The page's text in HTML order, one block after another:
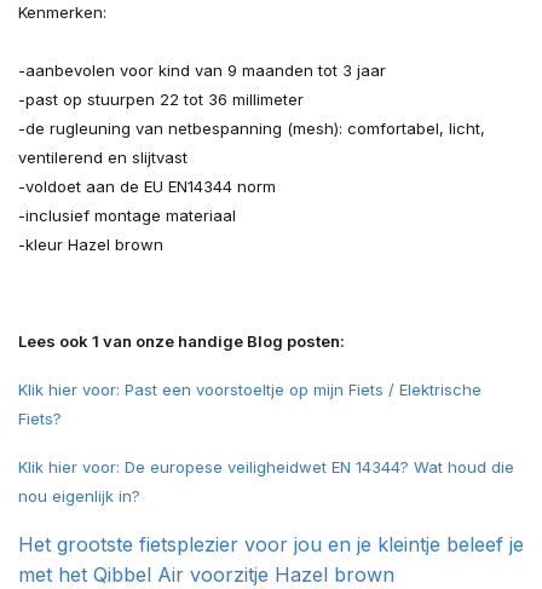
Kenmerken:
-aanbevolen voor kind van 9 maanden tot 3 jaar
-past op stuurpen 22 tot 36 millimeter
-de rugleuning van netbespanning (mesh): comfortabel, licht,
ventilerend en slijtvast
-voldoet aan de EU EN14344 norm
-inclusief montage materiaal
-kleur Hazel brown
Lees ook 1 van onze handige Blog posten:
Klik hier voor: Past een voorstoeltje op mijn Fiets / Elektrische
Fiets?
Klik hier voor: De europese veiligheidwet EN 14344? Wat houd die
nou eigenlijk in?
Het grootste fietsplezier voor jou en je kleintje beleef je
met het Qibbel Air voorzitje Hazel brown